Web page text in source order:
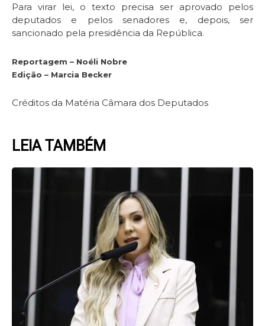
Para virar lei, o texto precisa ser aprovado pelos
deputados e pelos senadores e, depois, ser
sancionado pela presidência da República.
Reportagem – Noéli Nobre
Edição – Marcia Becker
Créditos da Matéria Câmara dos Deputados
LEIA TAMBÉM
Page